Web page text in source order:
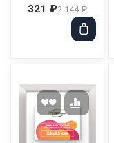
321 ₽2 144 ₽